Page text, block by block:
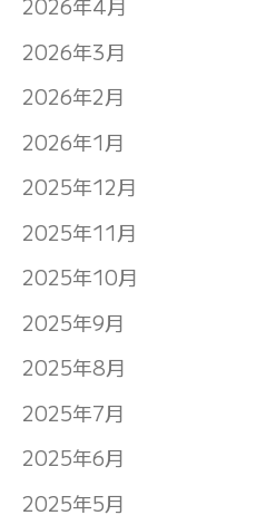
2026年4月
2026年3月
2026年2月
2026年1月
2025年12月
2025年11月
2025年10月
2025年9月
2025年8月
2025年7月
2025年6月
2025年5月